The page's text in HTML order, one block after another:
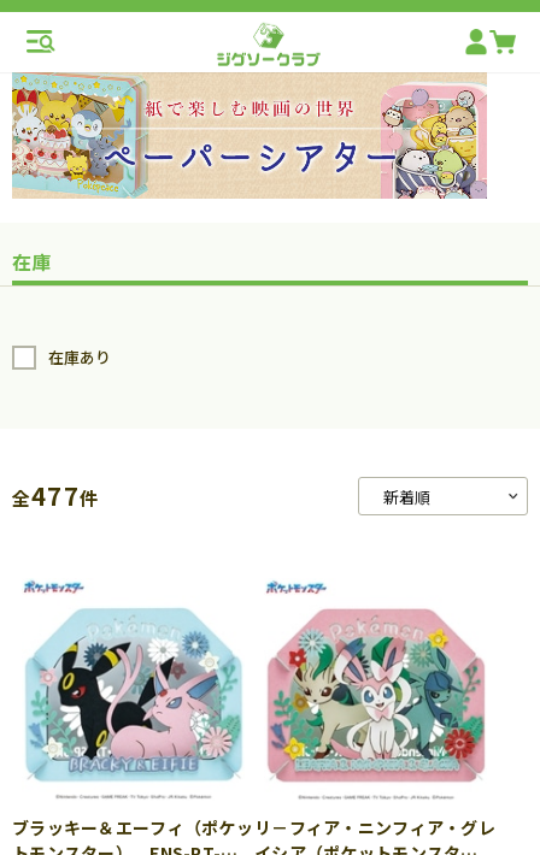
在庫
在庫あり
全477件
ブラッキー＆エーフィ（ポケッ リ－フィア・ニンフィア・グレ